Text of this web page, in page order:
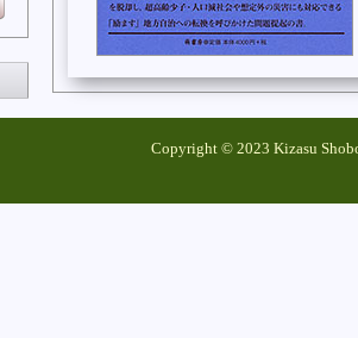
Copyright © 2023 Kizasu